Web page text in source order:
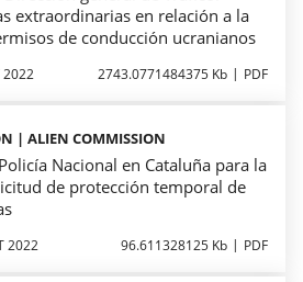
extraordinarias en relación a la
de conducción ucranianos
2022 2743.0771484375 Kb PDF
| ALIEN COMMISSION
Nacional en Cataluña para la
de protección temporal de
2022 96.611328125 Kb PDF